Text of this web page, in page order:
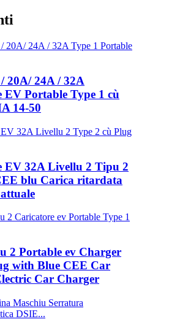
20A/ 24A / 32A
EV Portable Type 1 cù
14-50
EV 32A Livellu 2 Tipu 2
blu Carica ritardata
2 Portable ev Charger
with Blue CEE Car
Car Charger